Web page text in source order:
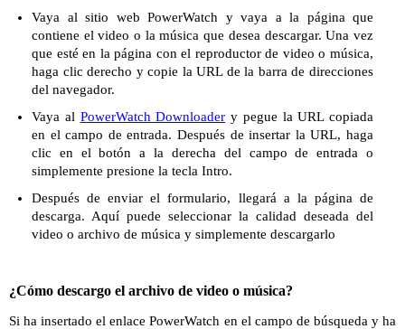
Vaya al sitio web PowerWatch y vaya a la página que
contiene el video o la música que desea descargar. Una vez
que esté en la página con el reproductor de video o música,
haga clic derecho y copie la URL de la barra de direcciones
del navegador.
Vaya al PowerWatch Downloader y pegue la URL copiada
en el campo de entrada. Después de insertar la URL, haga
clic en el botón a la derecha del campo de entrada o
simplemente presione la tecla Intro.
Después de enviar el formulario, llegará a la página de
descarga. Aquí puede seleccionar la calidad deseada del
video o archivo de música y simplemente descargarlo
¿Cómo descargo el archivo de video o música?
Si ha insertado el enlace PowerWatch en el campo de búsqueda y ha